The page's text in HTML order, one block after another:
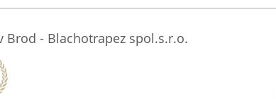
Brod - Blachotrapez spol.s.r.o.